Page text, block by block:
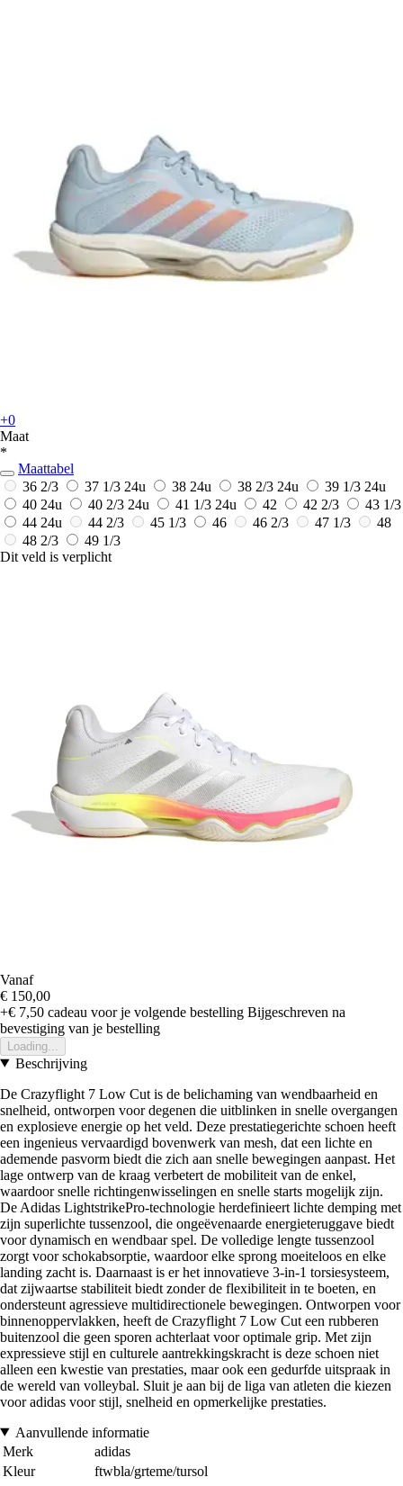
+0
Maat
*
Maattabel
36 2/3
37 1/3 24u 38 24u 38 2/3 24u 39 1/3 24u
40 24u 40 2/3 24u 41 1/3 24u 42 42 2/3
43 1/3
44 24u 44 2/3 45 1/3 46 46 2/3 47 1/3
48
48 2/3
49 1/3
Dit veld is verplicht
Vanaf
€ 150,00
+€ 7,50 cadeau voor je volgende bestelling Bijgeschreven na
bevestiging van je bestelling
Loading...
Beschrijving
De Crazyflight 7 Low Cut is de belichaming van wendbaarheid en
snelheid, ontworpen voor degenen die uitblinken in snelle overgangen
en explosieve energie op het veld. Deze prestatiegerichte schoen heeft
een ingenieus vervaardigd bovenwerk van mesh, dat een lichte en
ademende pasvorm biedt die zich aan snelle bewegingen aanpast. Het
lage ontwerp van de kraag verbetert de mobiliteit van de enkel,
waardoor snelle richtingenwisselingen en snelle starts mogelijk zijn.
De Adidas LightstrikePro-technologie herdefinieert lichte demping met
zijn superlichte tussenzool, die ongeëvenaarde energieteruggave biedt
voor dynamisch en wendbaar spel. De volledige lengte tussenzool
zorgt voor schokabsorptie, waardoor elke sprong moeiteloos en elke
landing zacht is. Daarnaast is er het innovatieve 3-in-1 torsiesysteem,
dat zijwaartse stabiliteit biedt zonder de flexibiliteit in te boeten, en
ondersteunt agressieve multidirectionele bewegingen. Ontworpen voor
binnenoppervlakken, heeft de Crazyflight 7 Low Cut een rubberen
buitenzool die geen sporen achterlaat voor optimale grip. Met zijn
expressieve stijl en culturele aantrekkingskracht is deze schoen niet
alleen een kwestie van prestaties, maar ook een gedurfde uitspraak in
de wereld van volleybal. Sluit je aan bij de liga van atleten die kiezen
voor adidas voor stijl, snelheid en opmerkelijke prestaties.
Aanvullende informatie
Merk
adidas
Kleur
ftwbla/grteme/tursol